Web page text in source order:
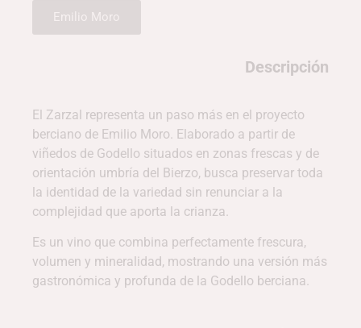
Emilio Moro
Descripción
El Zarzal representa un paso más en el proyecto
berciano de Emilio Moro. Elaborado a partir de
viñedos de Godello situados en zonas frescas y de
orientación umbría del Bierzo, busca preservar toda
la identidad de la variedad sin renunciar a la
complejidad que aporta la crianza.
Es un vino que combina perfectamente frescura,
volumen y mineralidad, mostrando una versión más
gastronómica y profunda de la Godello berciana.